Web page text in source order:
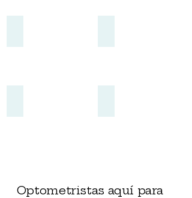
Optometristas aquí para